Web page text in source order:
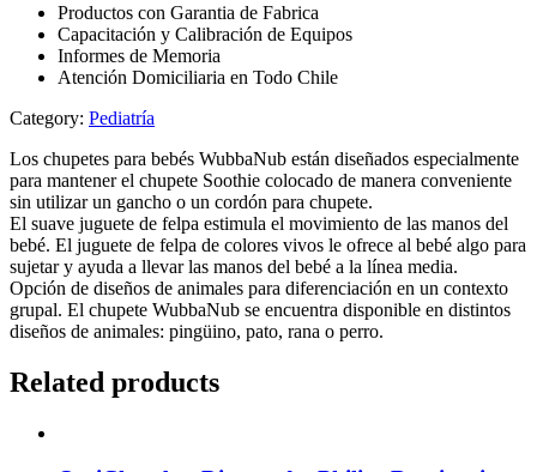
Productos con Garantia de Fabrica
Capacitación y Calibración de Equipos
Informes de Memoria
Atención Domiciliaria en Todo Chile
Category: Pediatría
Los chupetes para bebés WubbaNub están diseñados especialmente
para mantener el chupete Soothie colocado de manera conveniente
sin utilizar un gancho o un cordón para chupete.
El suave juguete de felpa estimula el movimiento de las manos del
bebé. El juguete de felpa de colores vivos le ofrece al bebé algo para
sujetar y ayuda a llevar las manos del bebé a la línea media.
Opción de diseños de animales para diferenciación en un contexto
grupal. El chupete WubbaNub se encuentra disponible en distintos
diseños de animales: pingüino, pato, rana o perro.
Related products